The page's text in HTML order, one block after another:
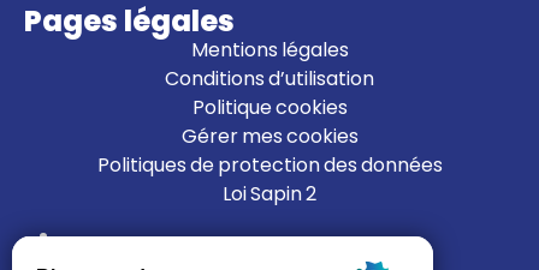
Pages légales
Mentions légales
Conditions d’utilisation
Politique cookies
Gérer mes cookies
Politiques de protection des données
Loi Sapin 2
Liens